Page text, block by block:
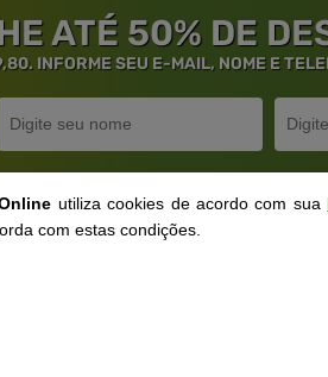
ATÉ 50% DE
INFORME SEU E-MAIL, NOME E
utiliza cookies de acordo com sua
com estas condições.